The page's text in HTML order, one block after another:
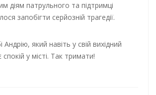
діям патрульного та підтримці
запобігти серйозній трагедії.
Андрію, який навіть у свій вихідний
у місті. Так тримати!